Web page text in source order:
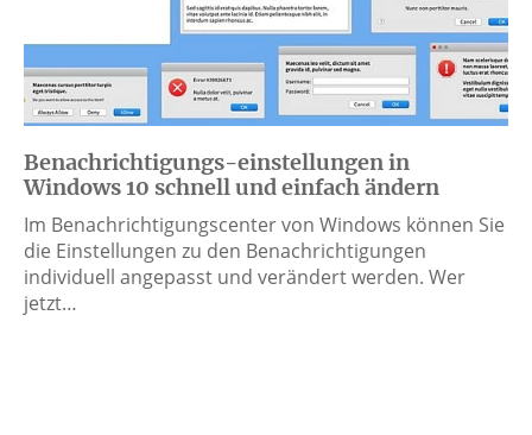
Benachrichtigungs-einstellungen in
Windows 10 schnell und einfach ändern
Im Benachrichtigungscenter von Windows können Sie
die Einstellungen zu den Benachrichtigungen
individuell angepasst und verändert werden. Wer
jetzt…